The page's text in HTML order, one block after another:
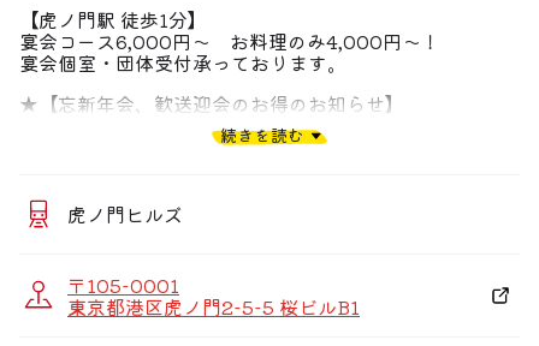
投稿
偏愛記事
【虎ノ門駅 徒歩1分】
宴会コース6,000円〜 お料理のみ4,000円〜！
宴会個室・団体受付承っております。
★【忘新年会、歓送迎会のお得のお知らせ】
※幹事様必見！！本格会席料理の宴会コース割引キャン
※宴会コース優先に堀こたつの個室のご案内となります
※宴会コースの料理は全て個別盛りの提供。鍋コースの
鍋もひとつずつ提供です！！
続きを読む
虎ノ門ヒルズ
〒105-0001
東京都港区虎ノ門2-5-5 桜ビルB1